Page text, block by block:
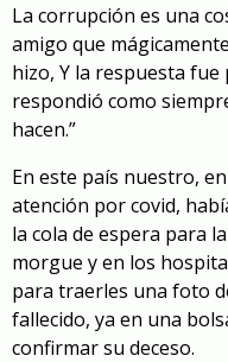
La corrupción es una
amigo que
hizo, Y la respuesta fue
respondió como
hacen.”
En este país nuestro,
atención por covid,
la cola de espera para
morgue y en los
para traerles una foto
fallecido, ya en una
confirmar su deceso.